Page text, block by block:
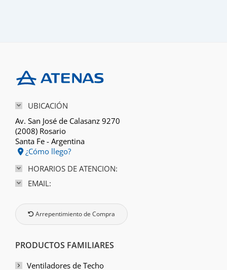
UBICACIÓN
Av. San José de Calasanz 9270
(2008) Rosario
Santa Fe - Argentina
¿Cómo llego?
HORARIOS DE ATENCION:
EMAIL:
Arrepentimiento de Compra
PRODUCTOS FAMILIARES
Ventiladores de Techo